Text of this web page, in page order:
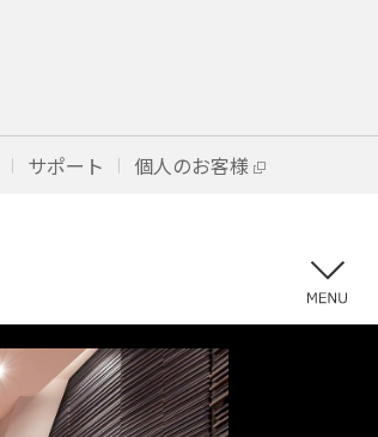
サポート 個人のお客様